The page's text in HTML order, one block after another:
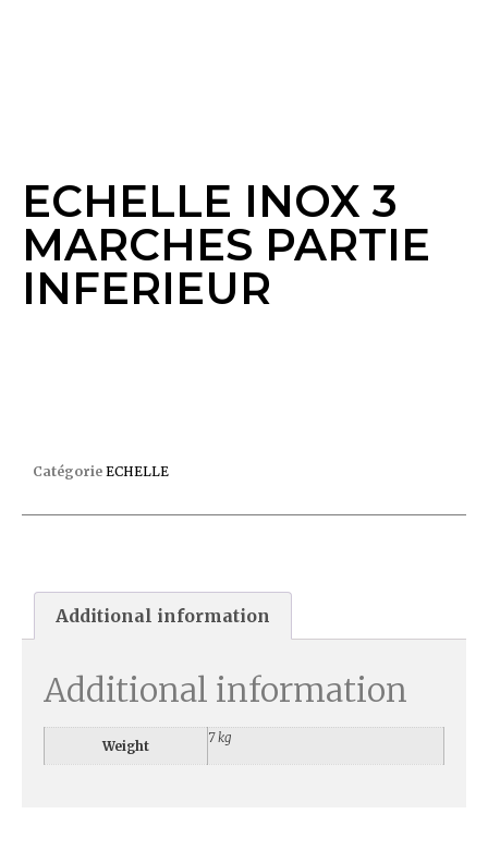
ECHELLE INOX 3
MARCHES PARTIE
INFERIEUR
Catégorie ECHELLE
Additional information
Additional information
Weight
7 kg